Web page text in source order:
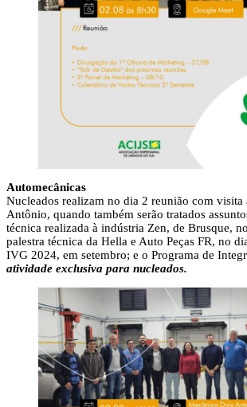
Automecânicas
Nucleados realizam no dia 2 reunião com visita
Antônio, quando também serão tratados
técnica realizada à indústria Zen, de Brusque,
palestra técnica da Hella e Auto Peças FR, no
IVG 2024, em setembro; e o Programa de
atividade exclusiva para nucleados.